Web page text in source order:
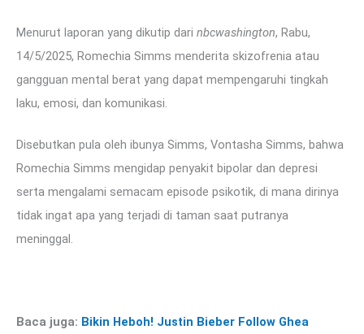
Menurut laporan yang dikutip dari nbcwashington, Rabu,
14/5/2025, Romechia Simms menderita skizofrenia atau
gangguan mental berat yang dapat mempengaruhi tingkah
laku, emosi, dan komunikasi.
Disebutkan pula oleh ibunya Simms, Vontasha Simms, bahwa
Romechia Simms mengidap penyakit bipolar dan depresi
serta mengalami semacam episode psikotik, di mana dirinya
tidak ingat apa yang terjadi di taman saat putranya
meninggal.
Baca juga: Bikin Heboh! Justin Bieber Follow Ghea